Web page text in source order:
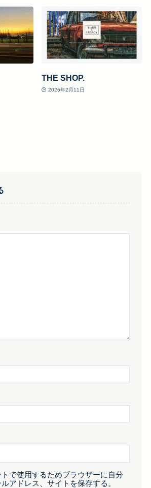
THE SHOP.
2026年2月11日
で使用するためブラウザーに自分
アドレス、サイトを保存する。